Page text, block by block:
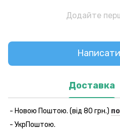
Додайте
Написати
Доставка
- Новою Поштою. (від 80 грн.)
- УкрПоштою.